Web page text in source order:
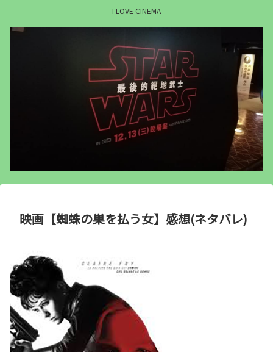
I LOVE CINEMA
映画【蜘蛛の巣を払う女】感想(ネタバレ)